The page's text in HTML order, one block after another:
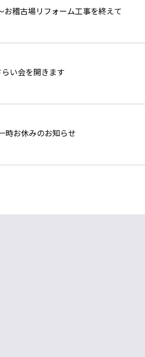
お稽古場リフォーム工事を終えて
い会を開きます
時お休みのお知らせ